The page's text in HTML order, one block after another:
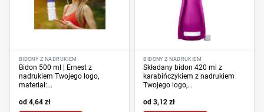
BIDONY Z NADRUKIEM
Bidon 500 ml | Ernest z
nadrukiem Twojego logo,
materiał:...
4,64 zł
BIDONY Z NADRUKIEM
Składany bidon 420 ml z
karabińczykiem z nadrukiem
Twojego logo,...
3,12zł